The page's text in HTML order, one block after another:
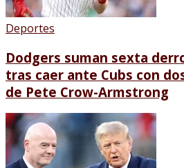
Deportes
Dodgers suman sexta
tras caer ante Cubs con
de Pete Crow-Armstrong